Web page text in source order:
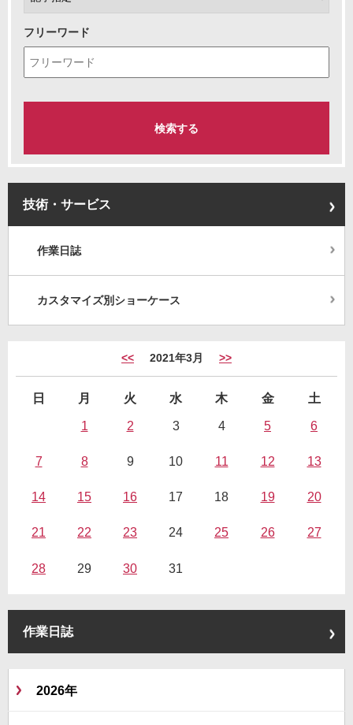
フリーワード
技術・サービス
作業日誌
カスタマイズ別ショーケース
<< 2021年3月 >>
日 月 火 水 木 金
土
1
2 3 4 5 6
7 8 9 10 11 12 13
14 15 16 17 18 19 20
21 22 23 24 25 26 27
28 29 30 31
作業日誌
2026年